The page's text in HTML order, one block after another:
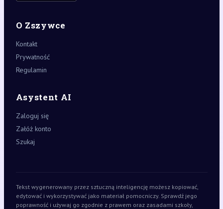
O Zszywce
Kontakt
Prywatność
Regulamin
Asystent AI
Zaloguj się
Załóż konto
Szukaj
Tekst wygenerowany przez sztuczną inteligencję możesz kopiować,
edytować i wykorzystywać jako materiał pomocniczy. Sprawdź jego
poprawność i używaj go zgodnie z prawem oraz zasadami szkoły,